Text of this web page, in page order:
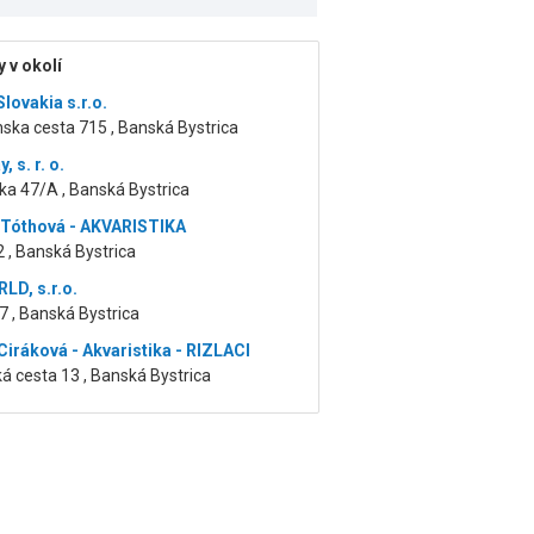
v okolí
s.r.o.
cesta 715 , Banská Bystrica
s. r. o.
47/A , Banská Bystrica
- AKVARISTIKA
, Banská Bystrica
s.r.o.
, Banská Bystrica
- Akvaristika - RIZLACI
cesta 13 , Banská Bystrica